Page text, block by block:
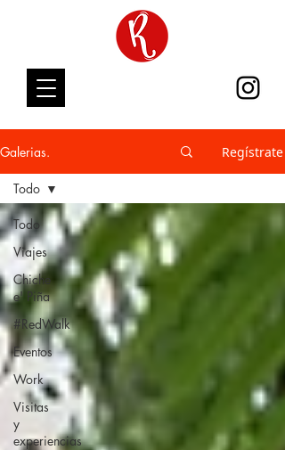
Galerias. Regístrate
Todo
Viajes
Chiche
e' Piña
#RedWalk
Eventos
Work
Visitas
y
experiencias
Todo